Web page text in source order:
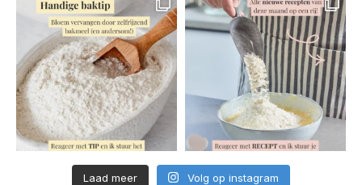
Laad meer Volg op instagram